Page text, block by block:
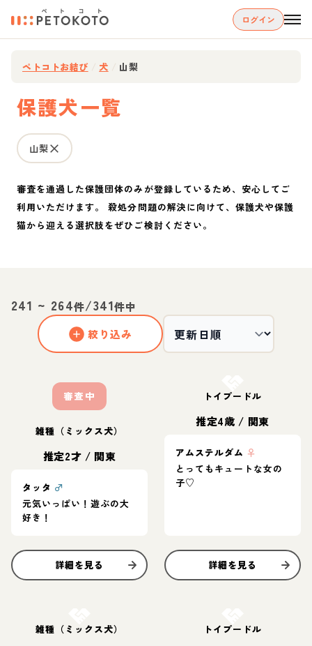
ログイン
ペトコトお結び 犬 山梨
保護犬一覧
山梨
審査を通過した保護団体のみが登録しているため、安心してご
利用いただけます。 殺処分問題の解決に向けて、保護犬や保護
猫から迎える選択肢をぜひご検討ください。
241 ~ 264件/341件中
絞り込み
審査中
雑種（ミックス犬）
推定2才 / 関東
タッタ ♂
元気いっぱい！遊ぶの大
好き！
詳細を見る
トイプードル
推定4歳 / 関東
アムステルダム ♀
とってもキュートな女の
子♡
詳細を見る
雑種（ミックス犬） トイプードル